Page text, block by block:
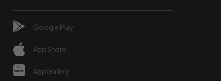
Google Play
App Store
AppGallery